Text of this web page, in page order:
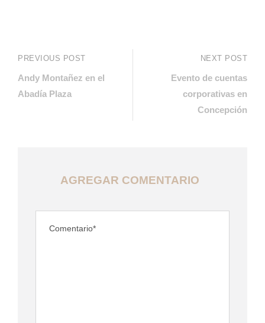
PREVIOUS POST
Andy Montañez en el
Abadía Plaza
NEXT POST
Evento de cuentas
corporativas en
Concepción
AGREGAR COMENTARIO